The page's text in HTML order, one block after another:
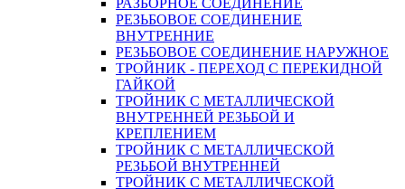
РАЗБОРНОЕ СОЕДИНЕНИЕ
РЕЗЬБОВОЕ СОЕДИНЕНИЕ
ВНУТРЕННИЕ
РЕЗЬБОВОЕ СОЕДИНЕНИЕ НАРУЖНОЕ
ТРОЙНИК - ПЕРЕХОД С ПЕРЕКИДНОЙ
ГАЙКОЙ
ТРОЙНИК С МЕТАЛЛИЧЕСКОЙ
ВНУТРЕННЕЙ РЕЗЬБОЙ И
КРЕПЛЕНИЕМ
ТРОЙНИК С МЕТАЛЛИЧЕСКОЙ
РЕЗЬБОЙ ВНУТРЕННЕЙ
ТРОЙНИК С МЕТАЛЛИЧЕСКОЙ